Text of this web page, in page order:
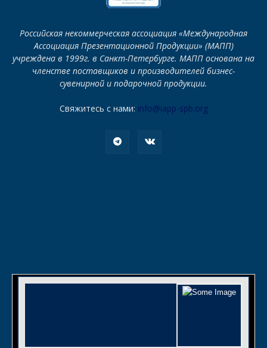
Российская некоммерческая ассоциация «Международная
Ассоциация Презентационной Продукции» (МАПП)
учреждена в 1999г. в Санкт-Петербурге. МАПП основана на
членстве поставщиков и производителей бизнес-
сувенирной и подарочной продукции.
Свяжитесь с нами: info@iapp-spb.org